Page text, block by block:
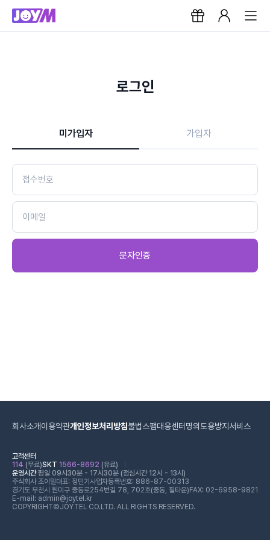
로그인
미가입자 가입자
문자인증
회사소개이용약관개인정보처리방침불법스팸대응센터 명의도용방지서비스
고객센터
114 (무료)SKT 1566-8692 (유료)
운영시간평일 09시30분 - 17시30분 (점심시간 12시 - 13시)
주식회사 조이텔대표: 정민기 사업자등록번호: 886-87-00313
경기도 부천시 원미구 중동로254번길 78, 702호(중동, 필타운) FAX: 02-6958-9821
E-mail: admin@joytel.kr
COPYRIGHT©JOYTEL CO.LTD. ALL RIGHTS RESERVED.